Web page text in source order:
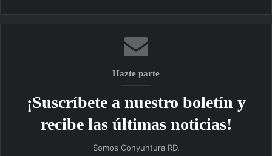
Hazte parte
¡Suscríbete a nuestro boletín y
recibe las últimas noticias!
Somos Conyuntura RD.